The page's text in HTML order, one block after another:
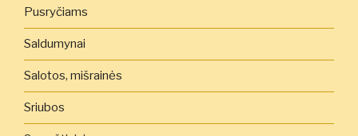
Pusryčiams
Saldumynai
Salotos, mišrainės
Sriubos